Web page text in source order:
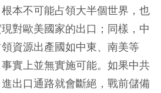
本不可能占領大半個世界，也
對歐美國家的出口；同樣，中
資源出產國如中東、南美等
實上並無實施可能。如果中共
出口通路就會斷絕，戰前儲備